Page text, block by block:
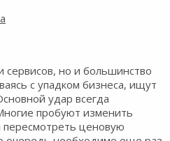
сервисов, но и большинство
с упадком бизнеса, ищут
удар всегда
пробуют изменить
пересмотреть ценовую